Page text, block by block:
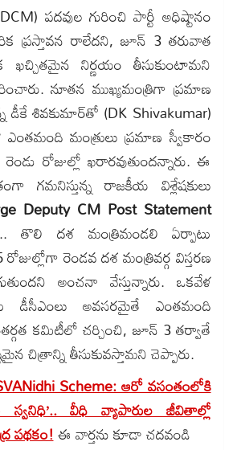
పదవుల గురించి పార్టీ అధిష్టానం
ప్రస్తావన రాలేదని, జూన్‌ 3 తరువాత
నిర్ణయం తీసుకుంటామని
నూతన ముఖ్యమంత్రిగా ప్రమాణ
శివకుమార్‌తో (DK Shivakumar)
మంత్రులు ప్రమాణ స్వీకారం
రోజుల్లో ఖరారవుతుందన్నారు. ఈ
గమనిస్తున్న రాజకీయ విశ్లేషకులు
Deputy CM Post Statement
తొలి దశ మంత్రిమండలి ఏర్పాటు
రెండవ దశ మంత్రివర్గ విస్తరణ
అంచనా వేస్తున్నారు. ఒకవేళ
డీసీఎంలు అవసరమైతే ఎంతమంది
కమిటీలో చర్చించి, జూన్‌ 3 తర్వాతే
చిత్రాన్ని తీసుకువస్తామని చెప్పారు.
Scheme: ఆరో వసంతంలోకి
స్వనిధి’.. వీధి వ్యాపారుల జీవితాల్లో
పథకం!ఈ వార్తను కూడా చదవండి